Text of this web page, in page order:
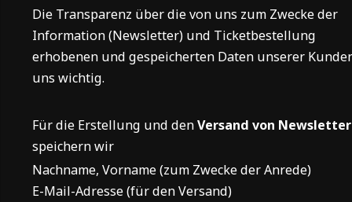
Die Transparenz über die von uns zum Zwecke der
Information (Newsletter) und Ticketbestellung
erhobenen und gespeicherten Daten unserer
uns wichtig.
Für die Erstellung und denVersand von
speichern wir
Nachname, Vorname (zum Zwecke der Anrede)
E-Mail-Adresse (für den Versand)